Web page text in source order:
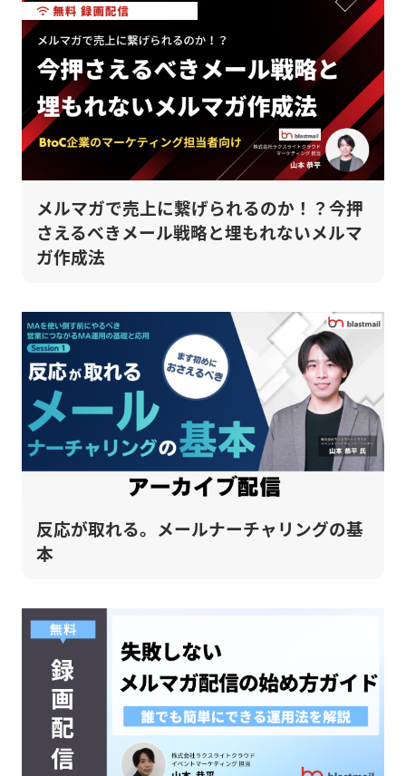
メルマガで売上に繋げられるのか！？今押
さえるべきメール戦略と埋もれないメルマ
ガ作成法
反応が取れる。メールナーチャリングの基
本